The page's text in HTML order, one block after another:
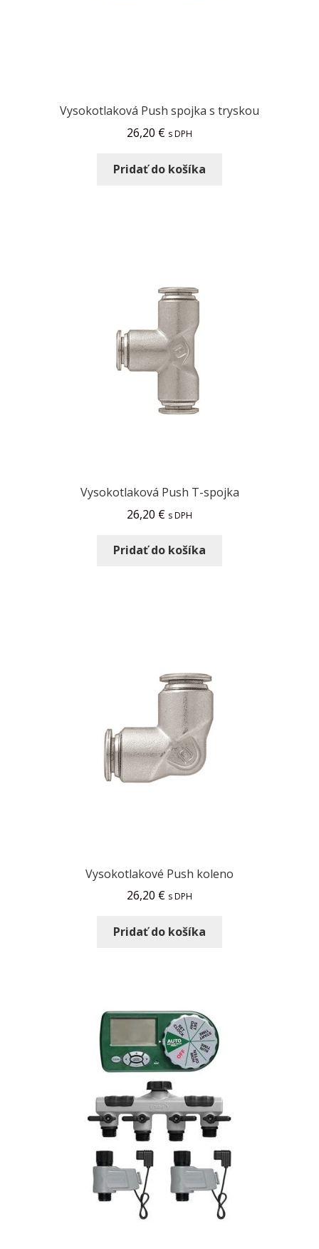
Vysokotlaková Push spojka s tryskou
26,20 € s DPH
Pridať do košíka
Vysokotlaková Push T-spojka
26,20 € s DPH
Pridať do košíka
Vysokotlakové Push koleno
26,20 € s DPH
Pridať do košíka